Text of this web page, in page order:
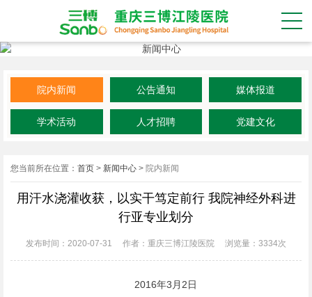
院内新闻 公告通知 媒体报道
学术活动 人才招聘 党建文化
您当前所在位置： 首页 > 新闻中心 > 院内新闻
用汗水浇灌收获，以实干笃定前行 我院神经外科进
行亚专业划分
发布时间：2020-07-31 作者：重庆三博江陵医院 浏览量： 3334次
2016年3月2日